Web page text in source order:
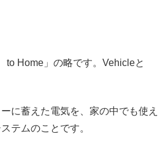
to Home」の略です。Vehicleと
に蓄えた電気を、家の中でも使え
テムのことです。